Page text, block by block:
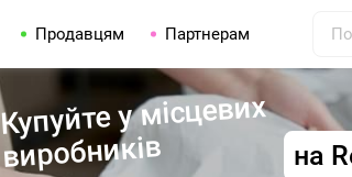
Продавцям Партнерам
Купуйте у місцевих
виробників на